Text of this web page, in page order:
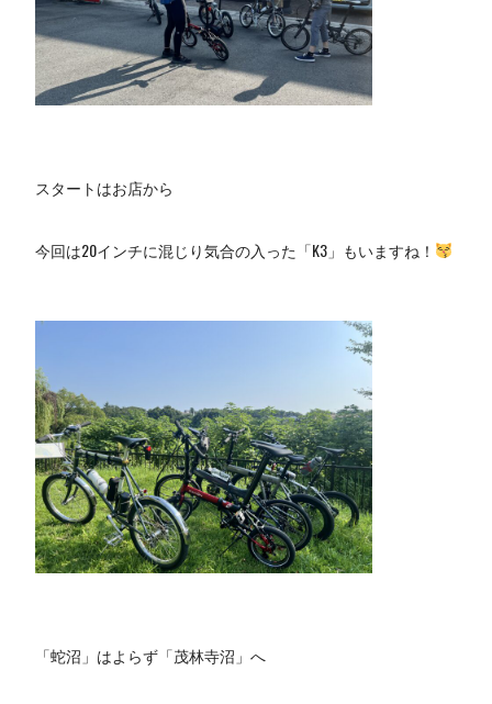
スタートはお店から
今回は20インチに混じり気合の入った「K3」もいますね！
「蛇沼」はよらず「茂林寺沼」へ